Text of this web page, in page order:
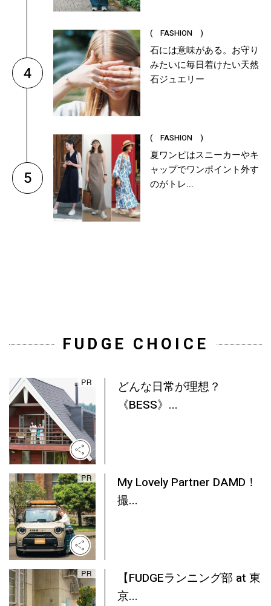
4
( FASHION )
石には意味がある。お守り
みたいに毎日着けたい天然
石ジュエリー
5
( FASHION )
夏ワンピはスニーカーやキ
ャップでワンポイント外す
のがトレ...
FUDGE CHOICE
どんな日常が理想？
《BESS》...
My Lovely Partner DAMD！
撮...
【FUDGEランニング部 at 東
京...